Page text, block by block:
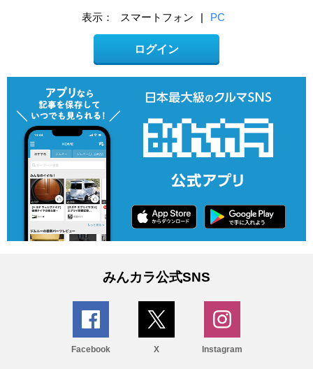
表示： スマートフォン | PC
ログイン
みんカラ公式SNS
Facebook X Instagram